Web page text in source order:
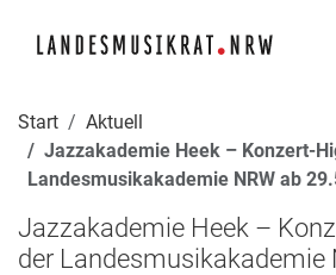
Start
Aktuell
Jazzakademie Heek – Konzert-
Landesmusikakademie NRW ab
Jazzakademie Heek –
der Landesmusikakademie